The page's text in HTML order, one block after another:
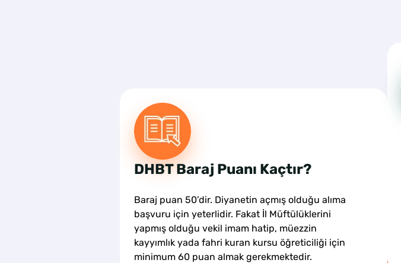
DHBT Baraj Puanı Kaçtır?
Baraj puan 50’dir. Diyanetin açmış olduğu alıma
başvuru için yeterlidir. Fakat İl Müftülüklerini
yapmış olduğu vekil imam hatip, müezzin
kayyımlık yada fahri kuran kursu öğreticiliği için
minimum 60 puan almak gerekmektedir.